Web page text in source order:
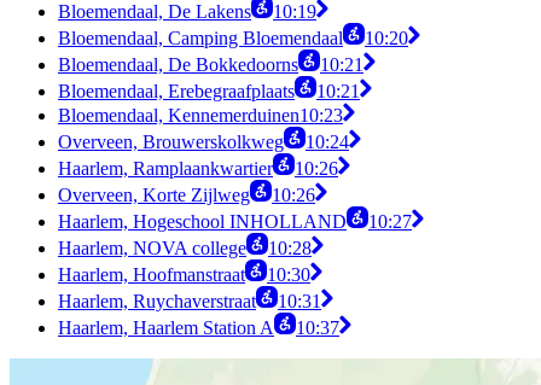
Bloemendaal, De Lakens
10:19
Bloemendaal, Camping Bloemendaal
10:20
Bloemendaal, De Bokkedoorns
10:21
Bloemendaal, Erebegraafplaats
10:21
Bloemendaal, Kennemerduinen10:23
Overveen, Brouwerskolkweg
10:24
Haarlem, Ramplaankwartier
10:26
Overveen, Korte Zijlweg
10:26
Haarlem, Hogeschool INHOLLAND
10:27
Haarlem, NOVA college
10:28
Haarlem, Hoofmanstraat
10:30
Haarlem, Ruychaverstraat
10:31
Haarlem, Haarlem Station A
10:37